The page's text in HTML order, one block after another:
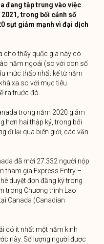
đang tập trung vào việc
trong bối cảnh số
sụt giảm mạnh vì đại dịch
cho thấy quốc gia này có
năm ngoái (so với con số
mức thấp nhất kể từ năm
xa so với mục tiêu
ra trước đó.
trong năm 2020 giảm
hơn hai thập kỷ, trong bối
đi lại qua biên giới, các văn
đã mời 27.332 người nộp
tham gia Express Entry –
duyệt đơn đăng ký trong
trong Chương trình Lao
Canada (Canadian
có ít nhất một năm kinh
này. Số lượng người được